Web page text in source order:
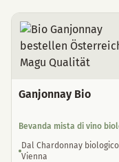
Ganjonnay Bio
Bevanda mista di vino
Dal Chardonnay
Vienna